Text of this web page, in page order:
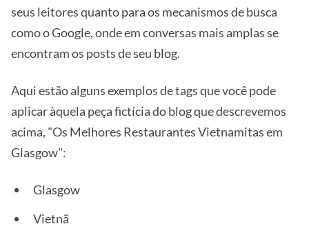
seus leitores quanto para os mecanismos de busca
como o Google, onde em conversas mais amplas se
encontram os posts de seu blog.
Aqui estão alguns exemplos de tags que você pode
aplicar àquela peça fictícia do blog que descrevemos
acima, "Os Melhores Restaurantes Vietnamitas em
Glasgow":
Glasgow
Vietnã